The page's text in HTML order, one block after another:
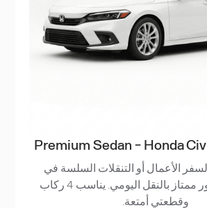
Premium Sedan - Honda
الأعمال أو التنقلات السلسة في
المدينة مع شعور ممتاز بالنقل اليومي. يناسب 4 ركاب
وقطعتي أمتعة.